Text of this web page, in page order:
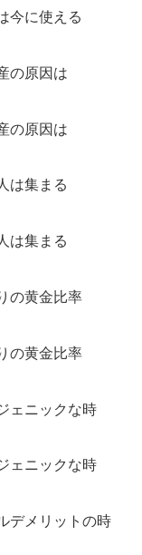
今に使える
の原因は
の原因は
は集まる
は集まる
の黄金比率
の黄金比率
ェニックな時
ェニックな時
デメリットの時